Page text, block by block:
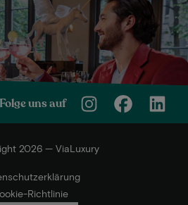
Folge uns auf
2026 — ViaLuxury
Richtlinie